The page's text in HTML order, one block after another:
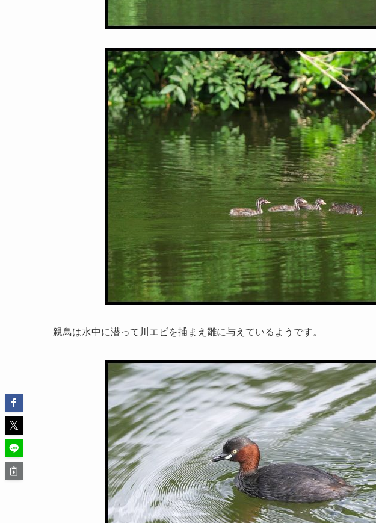
親鳥は水中に潜って川エビを捕まえ雛に与えているようです。